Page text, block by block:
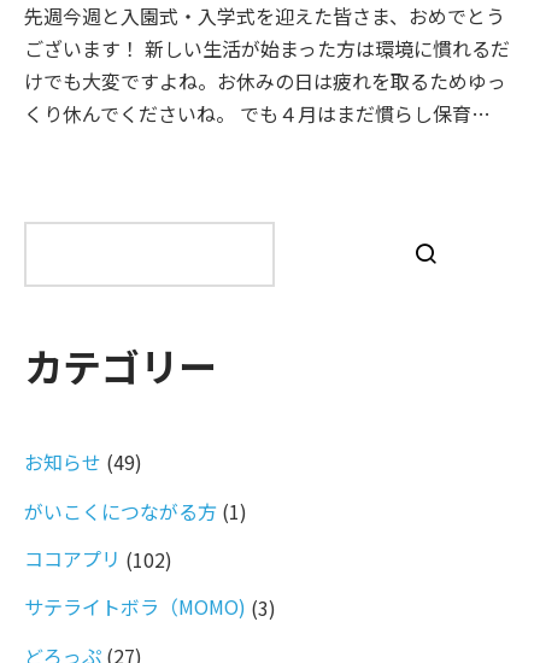
先週今週と入園式・入学式を迎えた皆さま、おめでとう
ございます！ 新しい生活が始まった方は環境に慣れるだ
けでも大変ですよね。お休みの日は疲れを取るためゆっ
くり休んでくださいね。 でも４月はまだ慣らし保育…
カテゴリー
お知らせ (49)
がいこくにつながる方 (1)
ココアプリ (102)
サテライトボラ（MOMO) (3)
どろっぷ (27)